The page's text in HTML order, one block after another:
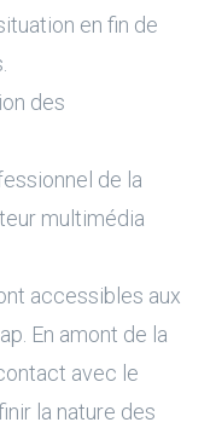
en fin de
des
de la
multimédia
accessibles aux
En amont de la
avec le
la nature des